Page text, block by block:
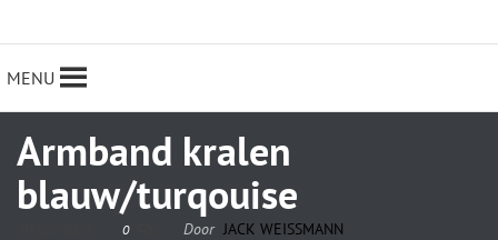
MENU
Armband kralen
blauw/turqouise
0 Door JACK WEISSMANN